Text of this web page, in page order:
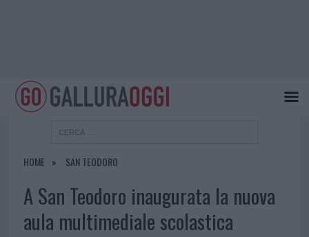
HOME SAN TEODORO
A San Teodoro inaugurata la nuova
aula multimediale scolastica